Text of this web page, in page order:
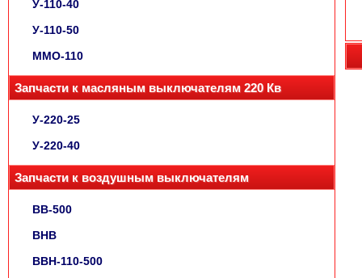
У-110-40
У-110-50
ММО-110
Запчасти к масляным выключателям 220 Кв
У-220-25
У-220-40
Запчасти к воздушным выключателям
ВВ-500
ВНВ
ВВН-110-500